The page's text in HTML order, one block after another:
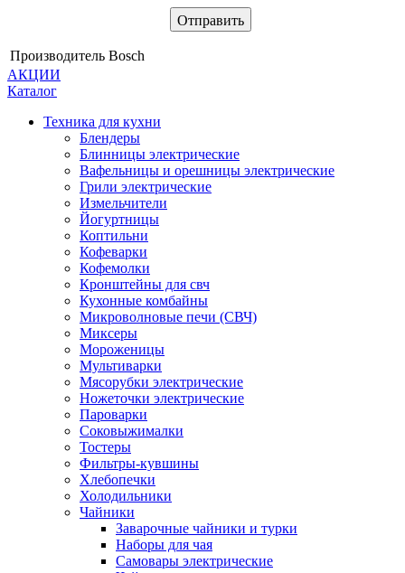
Производитель Bosch
АКЦИИ
Каталог
Техника для кухни
Блендеры
Блинницы электрические
Вафельницы и орешницы электрические
Грили электрические
Измельчители
Йогуртницы
Коптильни
Кофеварки
Кофемолки
Кронштейны для свч
Кухонные комбайны
Микроволновые печи (СВЧ)
Миксеры
Мороженицы
Мультиварки
Мясорубки электрические
Ножеточки электрические
Пароварки
Соковыжималки
Тостеры
Фильтры-кувшины
Хлебопечки
Холодильники
Чайники
Заварочные чайники и турки
Наборы для чая
Самовары электрические